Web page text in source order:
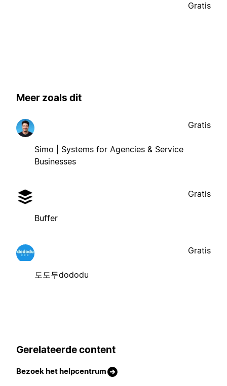
Gratis
Meer zoals dit
Simo | Systems for Agencies & Service
Businesses
Gratis
Buffer
Gratis
도도두dododu
Gratis
Gerelateerde content
Bezoek het helpcentrum